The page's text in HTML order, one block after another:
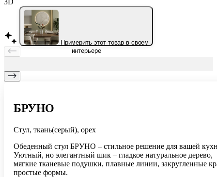
Примерить этот товар в своем
интерьере
БРУНО
Стул, ткань(серый), орех
Обеденный стул БРУНО – стильное решение для вашей
Уютный, но элегантный шик – гладкое натуральное дерево,
мягкие тканевые подушки, плавные линии, закругленные
простые формы.